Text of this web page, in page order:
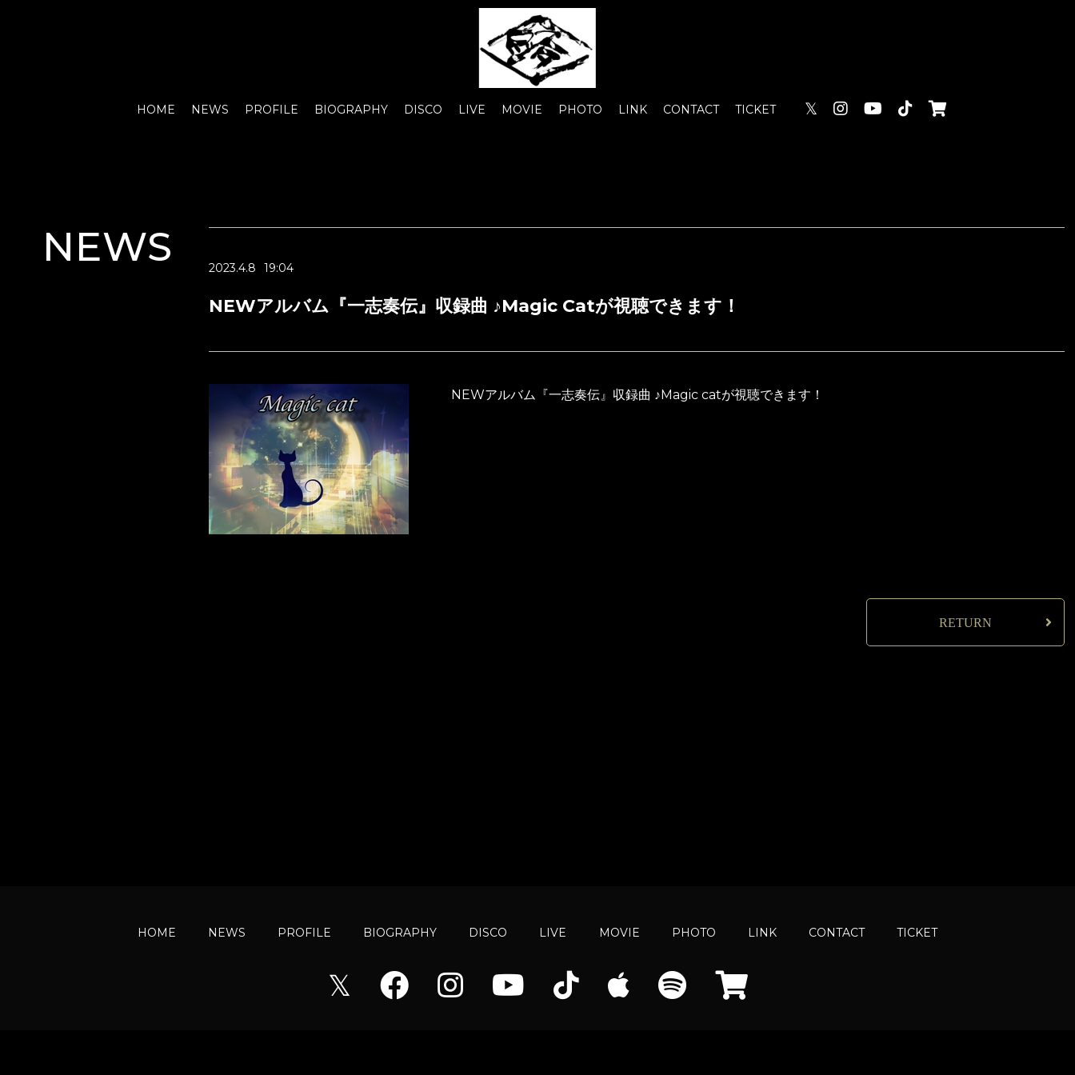
HOME NEWS PROFILE BIOGRAPHY DISCO LIVE MOVIE PHOTO LINK CONTACT TICKET 𝕏
NEWS 2023.4.8 19:04
NEWアルバム『一志奏伝』収録曲 ♪Magic Catが視聴できます！
NEWアルバム『一志奏伝』収録曲 ♪Magic catが視聴できます！
RETURN
HOME NEWS PROFILE BIOGRAPHY DISCO LIVE MOVIE PHOTO LINK CONTACT TICKET
𝕏